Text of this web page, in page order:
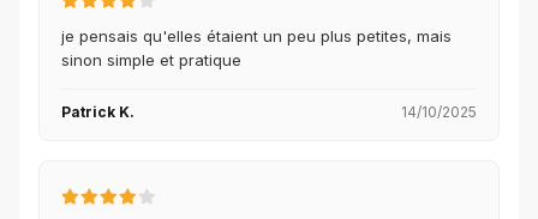
je pensais qu'elles étaient un peu plus petites, mais
sinon simple et pratique
Patrick K. 14/10/2025